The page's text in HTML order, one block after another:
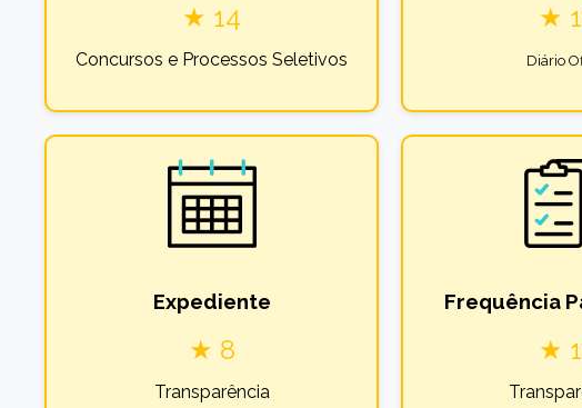
★ 14
Concursos e Processos Seletivos
★
Diário
Expediente
★ 8
Transparência
Frequência
★